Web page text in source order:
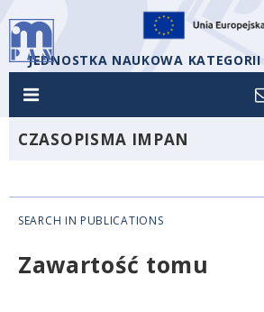
JEDNOSTKA NAUKOWA
CZASOPISMA IMPAN
SEARCH IN PUBLICATIONS
Zawartość tomu